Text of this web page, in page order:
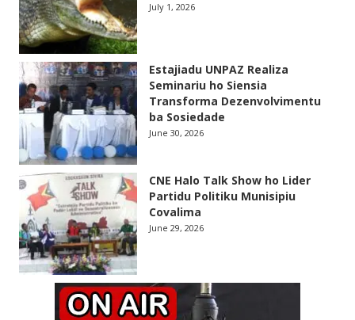
July 1, 2026
Estajiadu UNPAZ Realiza
Seminariu ho Siensia
Transforma Dezenvolvimentu
ba Sosiedade
June 30, 2026
CNE Halo Talk Show ho Lider
Partidu Politiku Munisipiu
Covalima
June 29, 2026